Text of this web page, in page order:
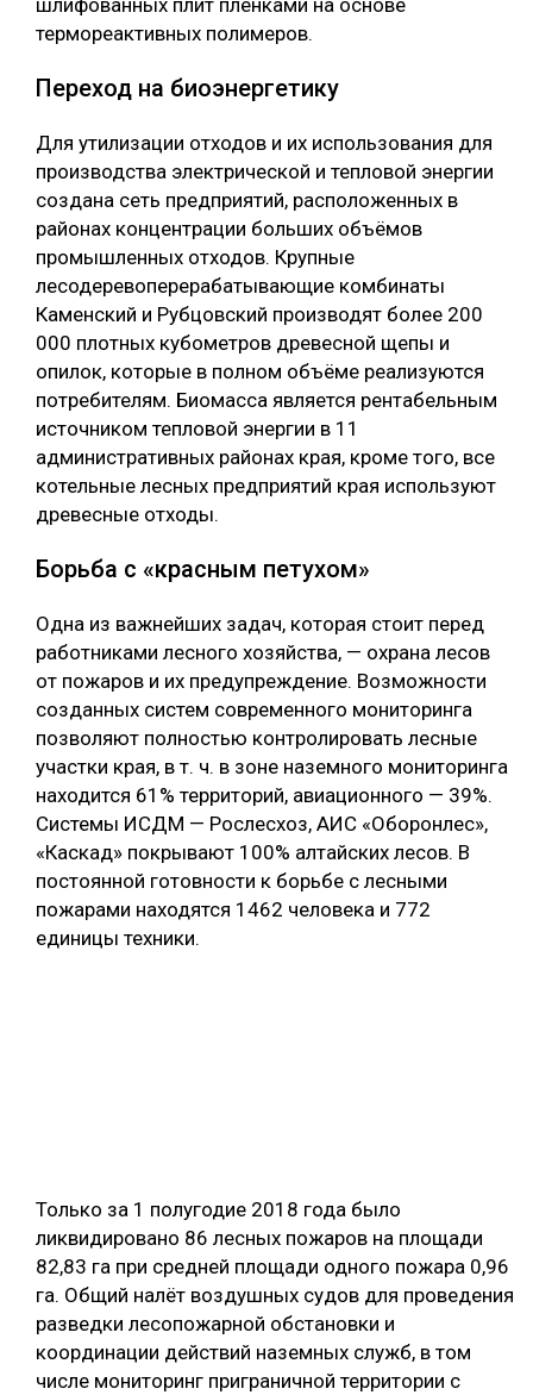
шлифованных плит плёнками на основе
термореактивных полимеров.
Переход на биоэнергетику
Для утилизации отходов и их использования для
производства электрической и тепловой энергии
создана сеть предприятий, расположенных в
районах концентрации больших объёмов
промышленных отходов. Крупные
лесодеревоперерабатывающие комбинаты
Каменский и Рубцовский производят более 200
000 плотных кубометров древесной щепы и
опилок, которые в полном объёме реализуются
потребителям. Биомасса является рентабельным
источником тепловой энергии в 11
административных районах края, кроме того, все
котельные лесных предприятий края используют
древесные отходы.
Борьба с «красным петухом»
Одна из важнейших задач, которая стоит перед
работниками лесного хозяйства, — охрана лесов
от пожаров и их предупреждение. Возможности
созданных систем современного мониторинга
позволяют полностью контролировать лесные
участки края, в т. ч. в зоне наземного мониторинга
находится 61% территорий, авиационного — 39%.
Системы ИСДМ — Рослесхоз, АИС «Оборонлес»,
«Каскад» покрывают 100% алтайских лесов. В
постоянной готовности к борьбе с лесными
пожарами находятся 1462 человека и 772
единицы техники.
Только за 1 полугодие 2018 года было
ликвидировано 86 лесных пожаров на площади
82,83 га при средней площади одного пожара 0,96
га. Общий налёт воздушных судов для проведения
разведки лесопожарной обстановки и
координации действий наземных служб, в том
числе мониторинг приграничной территории с